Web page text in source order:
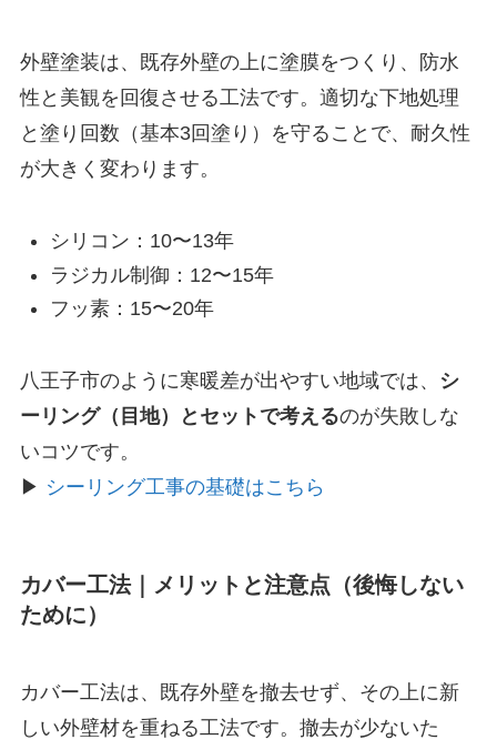
外壁塗装は、既存外壁の上に塗膜をつくり、防水
性と美観を回復させる工法です。適切な下地処理
と塗り回数（基本3回塗り）を守ることで、耐久性
が大きく変わります。
シリコン：10〜13年
ラジカル制御：12〜15年
フッ素：15〜20年
八王子市のように寒暖差が出やすい地域では、
シ
ーリング（目地）とセットで考えるのが失敗しな
いコツです。
▶ シーリング工事の基礎はこちら
カバー工法｜メリットと注意点（後悔しない
ために）
カバー工法は、既存外壁を撤去せず、その上に新
しい外壁材を重ねる工法です。撤去が少ないた